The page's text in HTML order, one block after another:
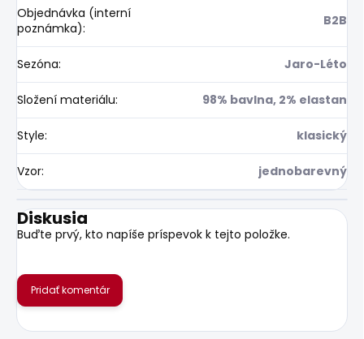
Objednávka (interní
poznámka): B2B
Sezóna: Jaro-Léto
Složení materiálu: 98% bavlna, 2% elastan
Style: klasický
Vzor: jednobarevný
Diskusia
Buďte prvý, kto napíše príspevok k tejto položke.
Pridať komentár